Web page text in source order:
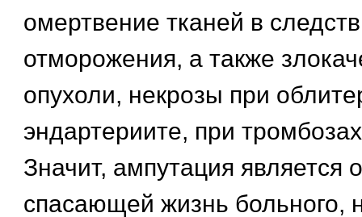
омертвение тканей в
отморожения, а также
опухоли, некрозы при
эндартериите, при
Значит, ампутация является
спасающей жизнь больного,